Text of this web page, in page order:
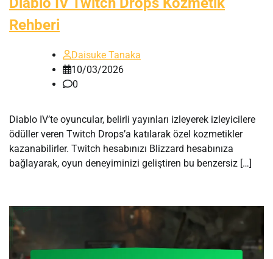
Rehberi
Daisuke Tanaka
10/03/2026
0
Diablo IV’te oyuncular, belirli yayınları izleyerek izleyicilere
ödüller veren Twitch Drops’a katılarak özel kozmetikler
kazanabilirler. Twitch hesabınızı Blizzard hesabınıza
bağlayarak, oyun deneyiminizi geliştiren bu benzersiz […]